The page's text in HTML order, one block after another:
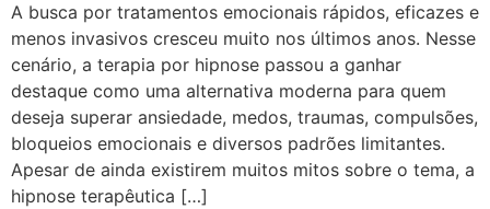
A busca por tratamentos emocionais rápidos, eficazes e
menos invasivos cresceu muito nos últimos anos. Nesse
cenário, a terapia por hipnose passou a ganhar
destaque como uma alternativa moderna para quem
deseja superar ansiedade, medos, traumas, compulsões,
bloqueios emocionais e diversos padrões limitantes.
Apesar de ainda existirem muitos mitos sobre o tema, a
hipnose terapêutica […]